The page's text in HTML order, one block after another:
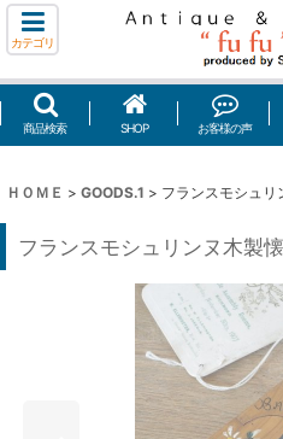
カテゴリ
商品検索 SHOP お客様の声
ＨＯＭＥ > GOODS.1 > フランスモシュリ
フランスモシュリンヌ木製